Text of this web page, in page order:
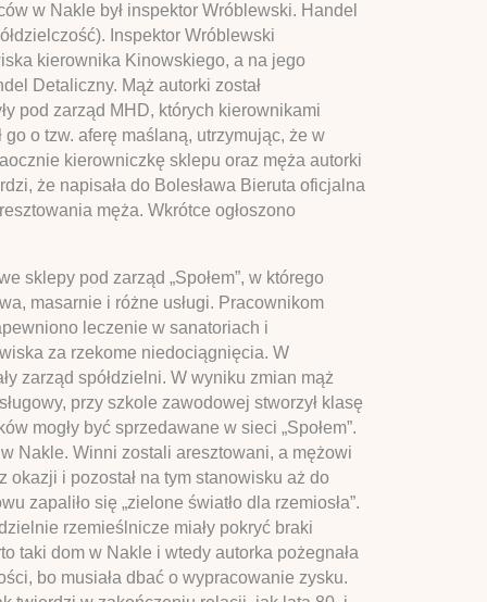
w Nakle był inspektor Wróblewski. Handel
Inspektor Wróblewski
kierownika Kinowskiego, a na jego
Detaliczny. Mąż autorki został
pod zarząd MHD, których kierownikami
o tzw. aferę maślaną, utrzymując, że w
kierowniczkę sklepu oraz męża autorki
że napisała do Bolesława Bieruta oficjalna
męża. Wkrótce ogłoszono
sklepy pod zarząd „Społem”, w którego
masarnie i różne usługi. Pracownikom
leczenie w sanatoriach i
za rzekome niedociągnięcia. W
zarząd spółdzielni. W wyniku zmian mąż
przy szkole zawodowej stworzył klasę
mogły być sprzedawane w sieci „Społem”.
Nakle. Winni zostali aresztowani, a mężowi
i pozostał na tym stanowisku aż do
zapaliło się „zielone światło dla rzemiosła”.
rzemieślnicze miały pokryć braki
taki dom w Nakle i wtedy autorka pożegnała
bo musiała dbać o wypracowanie zysku.